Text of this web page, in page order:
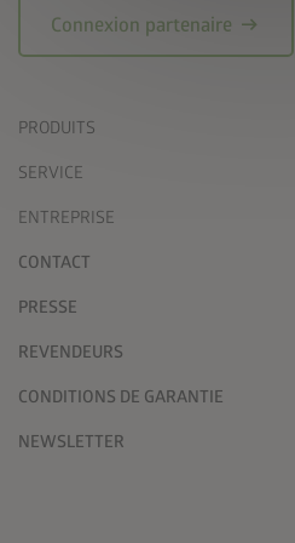
Connexion partenaire arrow_right_alt
PRODUITS
SERVICE
ENTREPRISE
CONTACT
PRESSE
REVENDEURS
CONDITIONS DE GARANTIE
NEWSLETTER